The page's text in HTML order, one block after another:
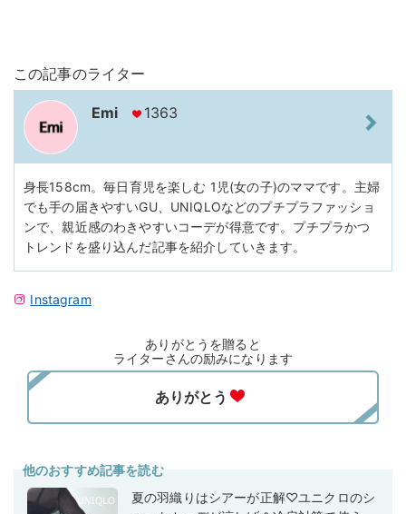
この記事のライター
Emi 1363
身長158cm。毎日育児を楽しむ 1児(女の子)のママです。主婦
でも手の届きやすいGU、UNIQLOなどのプチプラファッショ
ンで、親近感のわきやすいコーデが得意です。プチプラかつ
トレンドを盛り込んだ記事を紹介していきます。
Instagram
ありがとうを贈ると
ライターさんの励みになります
他のおすすめ記事を読む
夏の羽織りはシアーが正解♡ユニクロのシ